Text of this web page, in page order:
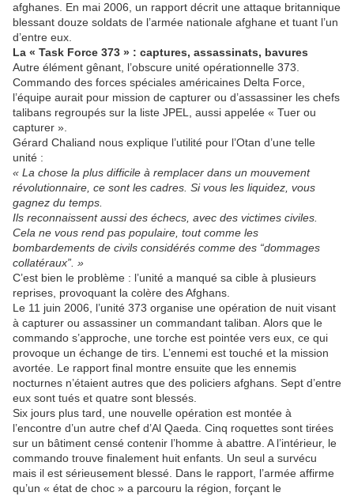
afghanes. En mai 2006, un rapport décrit une attaque britannique
blessant douze soldats de l’armée nationale afghane et tuant l’un
d’entre eux.
La « Task Force 373 » : captures, assassinats, bavures
Autre élément gênant, l’obscure unité opérationnelle 373.
Commando des forces spéciales américaines Delta Force,
l’équipe aurait pour mission de capturer ou d’assassiner les chefs
talibans regroupés sur la liste JPEL, aussi appelée « Tuer ou
capturer ».
Gérard Chaliand nous explique l’utilité pour l’Otan d’une telle
unité :
« La chose la plus difficile à remplacer dans un mouvement
révolutionnaire, ce sont les cadres. Si vous les liquidez, vous
gagnez du temps.
Ils reconnaissent aussi des échecs, avec des victimes civiles.
Cela ne vous rend pas populaire, tout comme les
bombardements de civils considérés comme des “dommages
collatéraux”. »
C’est bien le problème : l’unité a manqué sa cible à plusieurs
reprises, provoquant la colère des Afghans.
Le 11 juin 2006, l’unité 373 organise une opération de nuit visant
à capturer ou assassiner un commandant taliban. Alors que le
commando s’approche, une torche est pointée vers eux, ce qui
provoque un échange de tirs. L’ennemi est touché et la mission
avortée. Le rapport final montre ensuite que les ennemis
nocturnes n’étaient autres que des policiers afghans. Sept d’entre
eux sont tués et quatre sont blessés.
Six jours plus tard, une nouvelle opération est montée à
l’encontre d’un autre chef d’Al Qaeda. Cinq roquettes sont tirées
sur un bâtiment censé contenir l’homme à abattre. A l’intérieur, le
commando trouve finalement huit enfants. Un seul a survécu
mais il est sérieusement blessé. Dans le rapport, l’armée affirme
qu’un « état de choc » a parcouru la région, forçant le